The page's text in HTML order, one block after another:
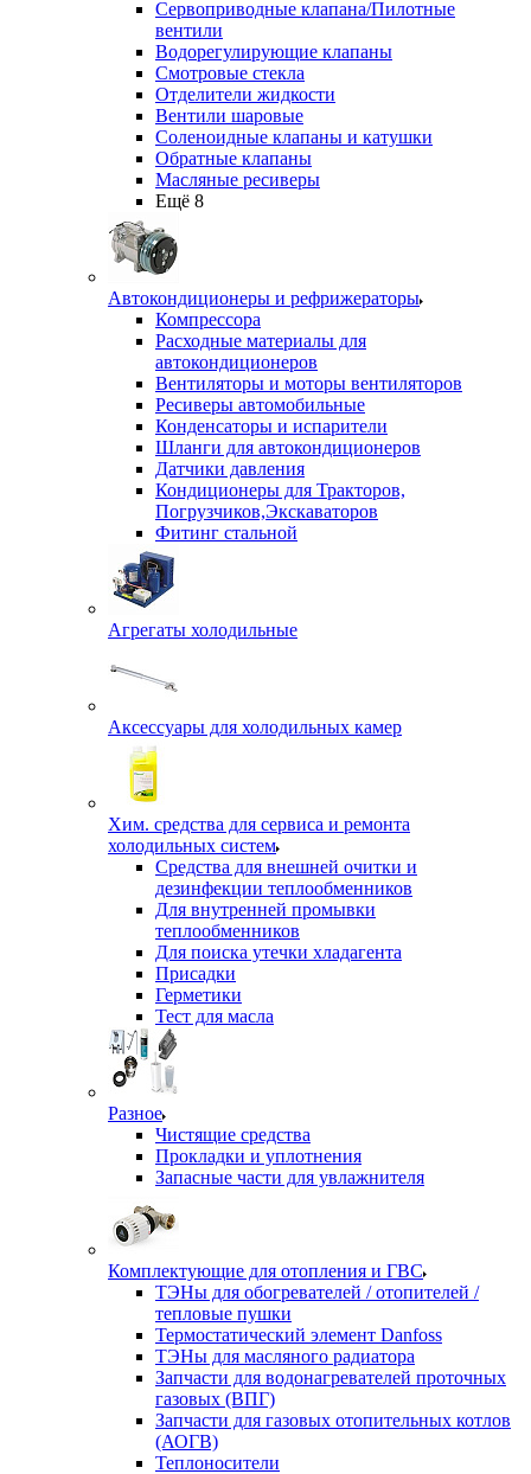
Сервоприводные клапана/Пилотные
вентили
Водорегулирующие клапаны
Смотровые стекла
Отделители жидкости
Вентили шаровые
Соленоидные клапаны и катушки
Обратные клапаны
Масляные ресиверы
Ещё 8
Автокондиционеры и рефрижераторы
Компрессора
Расходные материалы для
автокондиционеров
Вентиляторы и моторы вентиляторов
Ресиверы автомобильные
Конденсаторы и испарители
Шланги для автокондиционеров
Датчики давления
Кондиционеры для Тракторов,
Погрузчиков,Экскаваторов
Фитинг стальной
Агрегаты холодильные
Аксессуары для холодильных камер
Хим. средства для сервиса и ремонта
холодильных систем
Средства для внешней очитки и
дезинфекции теплообменников
Для внутренней промывки
теплообменников
Для поиска утечки хладагента
Присадки
Герметики
Тест для масла
Разное
Чистящие средства
Прокладки и уплотнения
Запасные части для увлажнителя
Комплектующие для отопления и ГВС
ТЭНы для обогревателей / отопителей /
тепловые пушки
Термостатический элемент Danfoss
ТЭНы для масляного радиатора
Запчасти для водонагревателей проточных
газовых (ВПГ)
Запчасти для газовых отопительных котлов
(АОГВ)
Теплоносители